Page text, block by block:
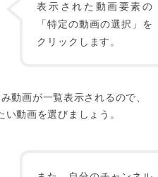
表示された動画要素の
「特定の動画の選択」を
クリックします。
動画が一覧表示されるので、
動画を選びましょう。